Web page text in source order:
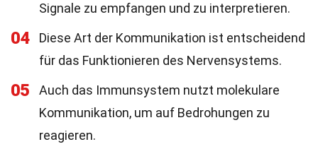
Signale zu empfangen und zu interpretieren.
04
Diese Art der Kommunikation ist entscheidend
für das Funktionieren des Nervensystems.
05
Auch das Immunsystem nutzt molekulare
Kommunikation, um auf Bedrohungen zu
reagieren.